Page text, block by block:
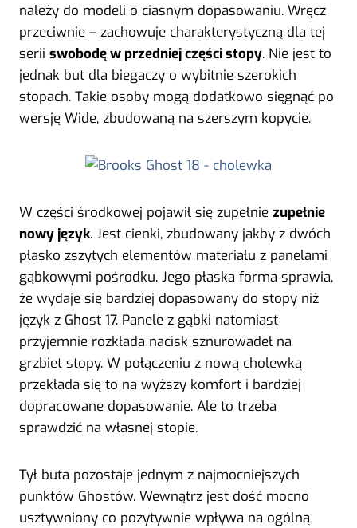
należy do modeli o ciasnym dopasowaniu. Wręcz
przeciwnie – zachowuje charakterystyczną dla tej
serii swobodę w przedniej części stopy. Nie jest to
jednak but dla biegaczy o wybitnie szerokich
stopach. Takie osoby mogą dodatkowo sięgnąć po
wersję Wide, zbudowaną na szerszym kopycie.
W części środkowej pojawił się zupełnie zupełnie
nowy język. Jest cienki, zbudowany jakby z dwóch
płasko zszytych elementów materiału z panelami
gąbkowymi pośrodku. Jego płaska forma sprawia,
że wydaje się bardziej dopasowany do stopy niż
język z Ghost 17. Panele z gąbki natomiast
przyjemnie rozkłada nacisk sznurowadeł na
grzbiet stopy. W połączeniu z nową cholewką
przekłada się to na wyższy komfort i bardziej
dopracowane dopasowanie. Ale to trzeba
sprawdzić na własnej stopie.
Tył buta pozostaje jednym z najmocniejszych
punktów Ghostów. Wewnątrz jest dość mocno
usztywniony co pozytywnie wpływa na ogólną